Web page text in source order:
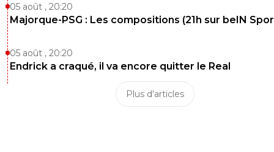
05 août , 20:20
Majorque-PSG : Les compositions (21h sur beIN
05 août , 20:20
Endrick a craqué, il va encore quitter le Real
Plus d'articles